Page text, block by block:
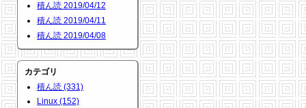
積ん読 2019/04/12
積ん読 2019/04/11
積ん読 2019/04/08
カテゴリ
積ん読 (331)
Linux (152)